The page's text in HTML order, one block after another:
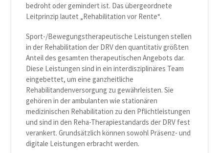
bedroht oder gemindert ist. Das übergeordnete
Leitprinzip lautet „Rehabilitation vor Rente“.
Sport-/Bewegungstherapeutische Leistungen stellen
in der Rehabilitation der DRV den quantitativ größten
Anteil des gesamten therapeutischen Angebots dar.
Diese Leistungen sind in ein interdisziplinäres Team
eingebettet, um eine ganzheitliche
Rehabilitandenversorgung zu gewährleisten. Sie
gehören in der ambulanten wie stationären
medizinischen Rehabilitation zu den Pflichtleistungen
und sind in den Reha-Therapiestandards der DRV fest
verankert. Grundsätzlich können sowohl Präsenz- und
digitale Leistungen erbracht werden.